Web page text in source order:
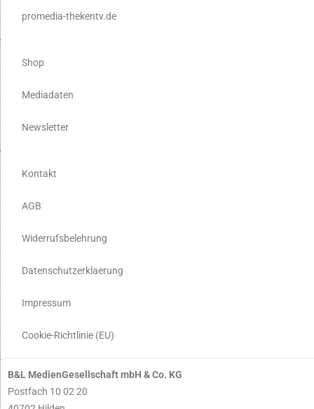
promedia-thekentv.de
Shop
Mediadaten
Newsletter
Kontakt
AGB
Widerrufsbelehrung
Datenschutzerklaerung
Impressum
Cookie-Richtlinie (EU)
B&L MedienGesellschaft mbH & Co. KG
Postfach 10 02 20